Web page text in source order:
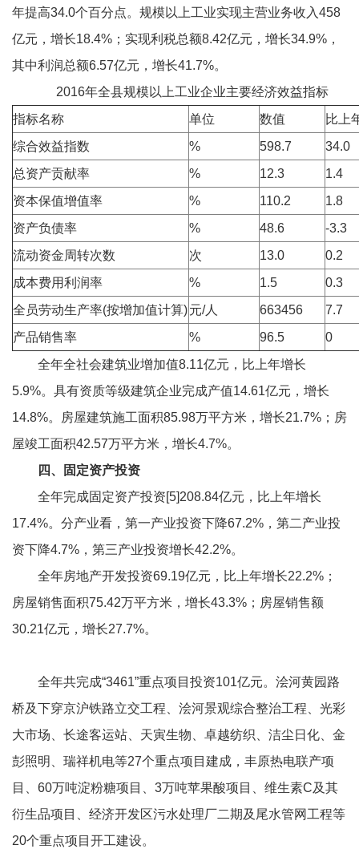
年提高34.0个百分点。规模以上工业实现主营业务收入458
亿元，增长18.4%；实现利税总额8.42亿元，增长34.9%，
其中利润总额6.57亿元，增长41.7%。
2016年全县规模以上工业企业主要经济效益指标
指标名称
单位 数值
比上
综合效益指数
% 598.7
34.0
总资产贡献率
% 12.3
1.4
资本保值增值率
% 110.2
1.8
资产负债率
% 48.6
-3.3
流动资金周转次数
次 13.0
0.2
成本费用利润率
% 1.5
0.3
全员劳动生产率(按增加值计算)元/人 663456
7.7
产品销售率
% 96.5
0
全年全社会建筑业增加值8.11亿元，比上年增长
5.9%。具有资质等级建筑企业完成产值14.61亿元，增长
14.8%。房屋建筑施工面积85.98万平方米，增长21.7%；房
屋竣工面积42.57万平方米，增长4.7%。
四、固定资产投资
全年完成固定资产投资[5]208.84亿元，比上年增长
17.4%。分产业看，第一产业投资下降67.2%，第二产业投
资下降4.7%，第三产业投资增长42.2%。
全年房地产开发投资69.19亿元，比上年增长22.2%；
房屋销售面积75.42万平方米，增长43.3%；房屋销售额
30.21亿元，增长27.7%。
全年共完成“3461”重点项目投资101亿元。浍河黄园路
桥及下穿京沪铁路立交工程、浍河景观综合整治工程、光彩
大市场、长途客运站、天寅生物、卓越纺织、洁尘日化、金
彭照明、瑞祥机电等27个重点项目建成，丰原热电联产项
目、60万吨淀粉糖项目、3万吨苹果酸项目、维生素C及其
衍生品项目、经济开发区污水处理厂二期及尾水管网工程等
20个重点项目开工建设。